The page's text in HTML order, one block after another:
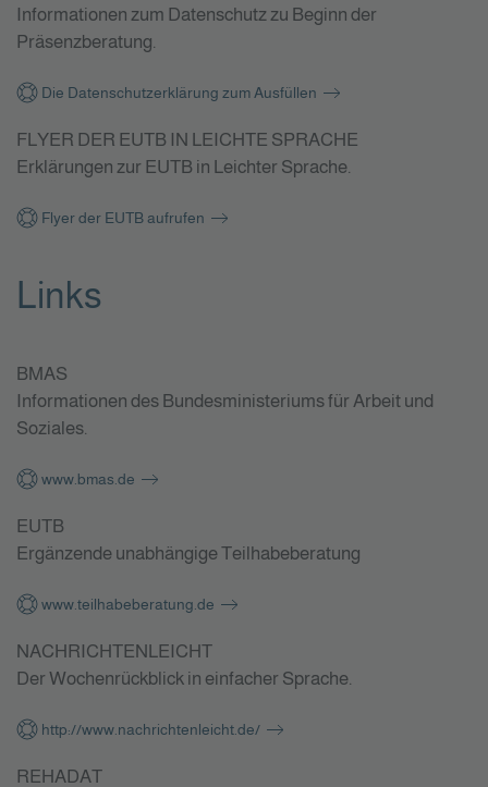
Informationen zum Datenschutz zu Beginn der
Präsenzberatung.
Die Datenschutzerklärung zum Ausfüllen
FLYER DER EUTB IN LEICHTE SPRACHE
Erklärungen zur EUTB in Leichter Sprache.
Flyer der EUTB aufrufen
Links
BMAS
Informationen des Bundesministeriums für Arbeit und
Soziales.
www.bmas.de
EUTB
Ergänzende unabhängige Teilhabeberatung
www.teilhabeberatung.de
NACHRICHTENLEICHT
Der Wochenrückblick in einfacher Sprache.
http://www.nachrichtenleicht.de/
REHADAT